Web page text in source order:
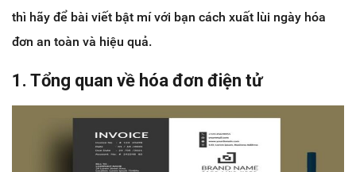
thì hãy để bài viết bật mí với bạn cách xuất lùi ngày hóa
đơn an toàn và hiệu quả.
1. Tổng quan về hóa đơn điện tử